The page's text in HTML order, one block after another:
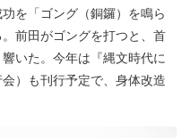
を「ゴング（銅鑼）を鳴ら
前田がゴングを打つと、首
いた。今年は『縄文時代に
）も刊行予定で、身体改造